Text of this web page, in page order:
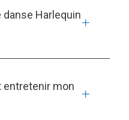
Harlequin
entretenir mon